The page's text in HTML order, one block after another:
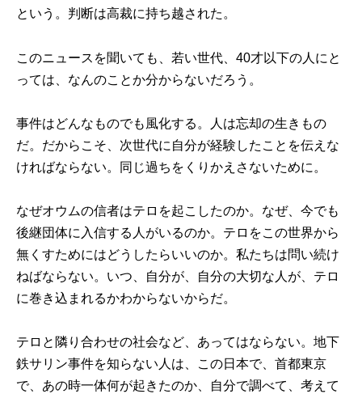
という。判断は高裁に持ち越された。
このニュースを聞いても、若い世代、40才以下の人にと
っては、なんのことか分からないだろう。
事件はどんなものでも風化する。人は忘却の生きもの
だ。だからこそ、次世代に自分が経験したことを伝えな
ければならない。同じ過ちをくりかえさないために。
なぜオウムの信者はテロを起こしたのか。なぜ、今でも
後継団体に入信する人がいるのか。テロをこの世界から
無くすためにはどうしたらいいのか。私たちは問い続け
ねばならない。いつ、自分が、自分の大切な人が、テロ
に巻き込まれるかわからないからだ。
テロと隣り合わせの社会など、あってはならない。地下
鉄サリン事件を知らない人は、この日本で、首都東京
で、あの時一体何が起きたのか、自分で調べて、考えて